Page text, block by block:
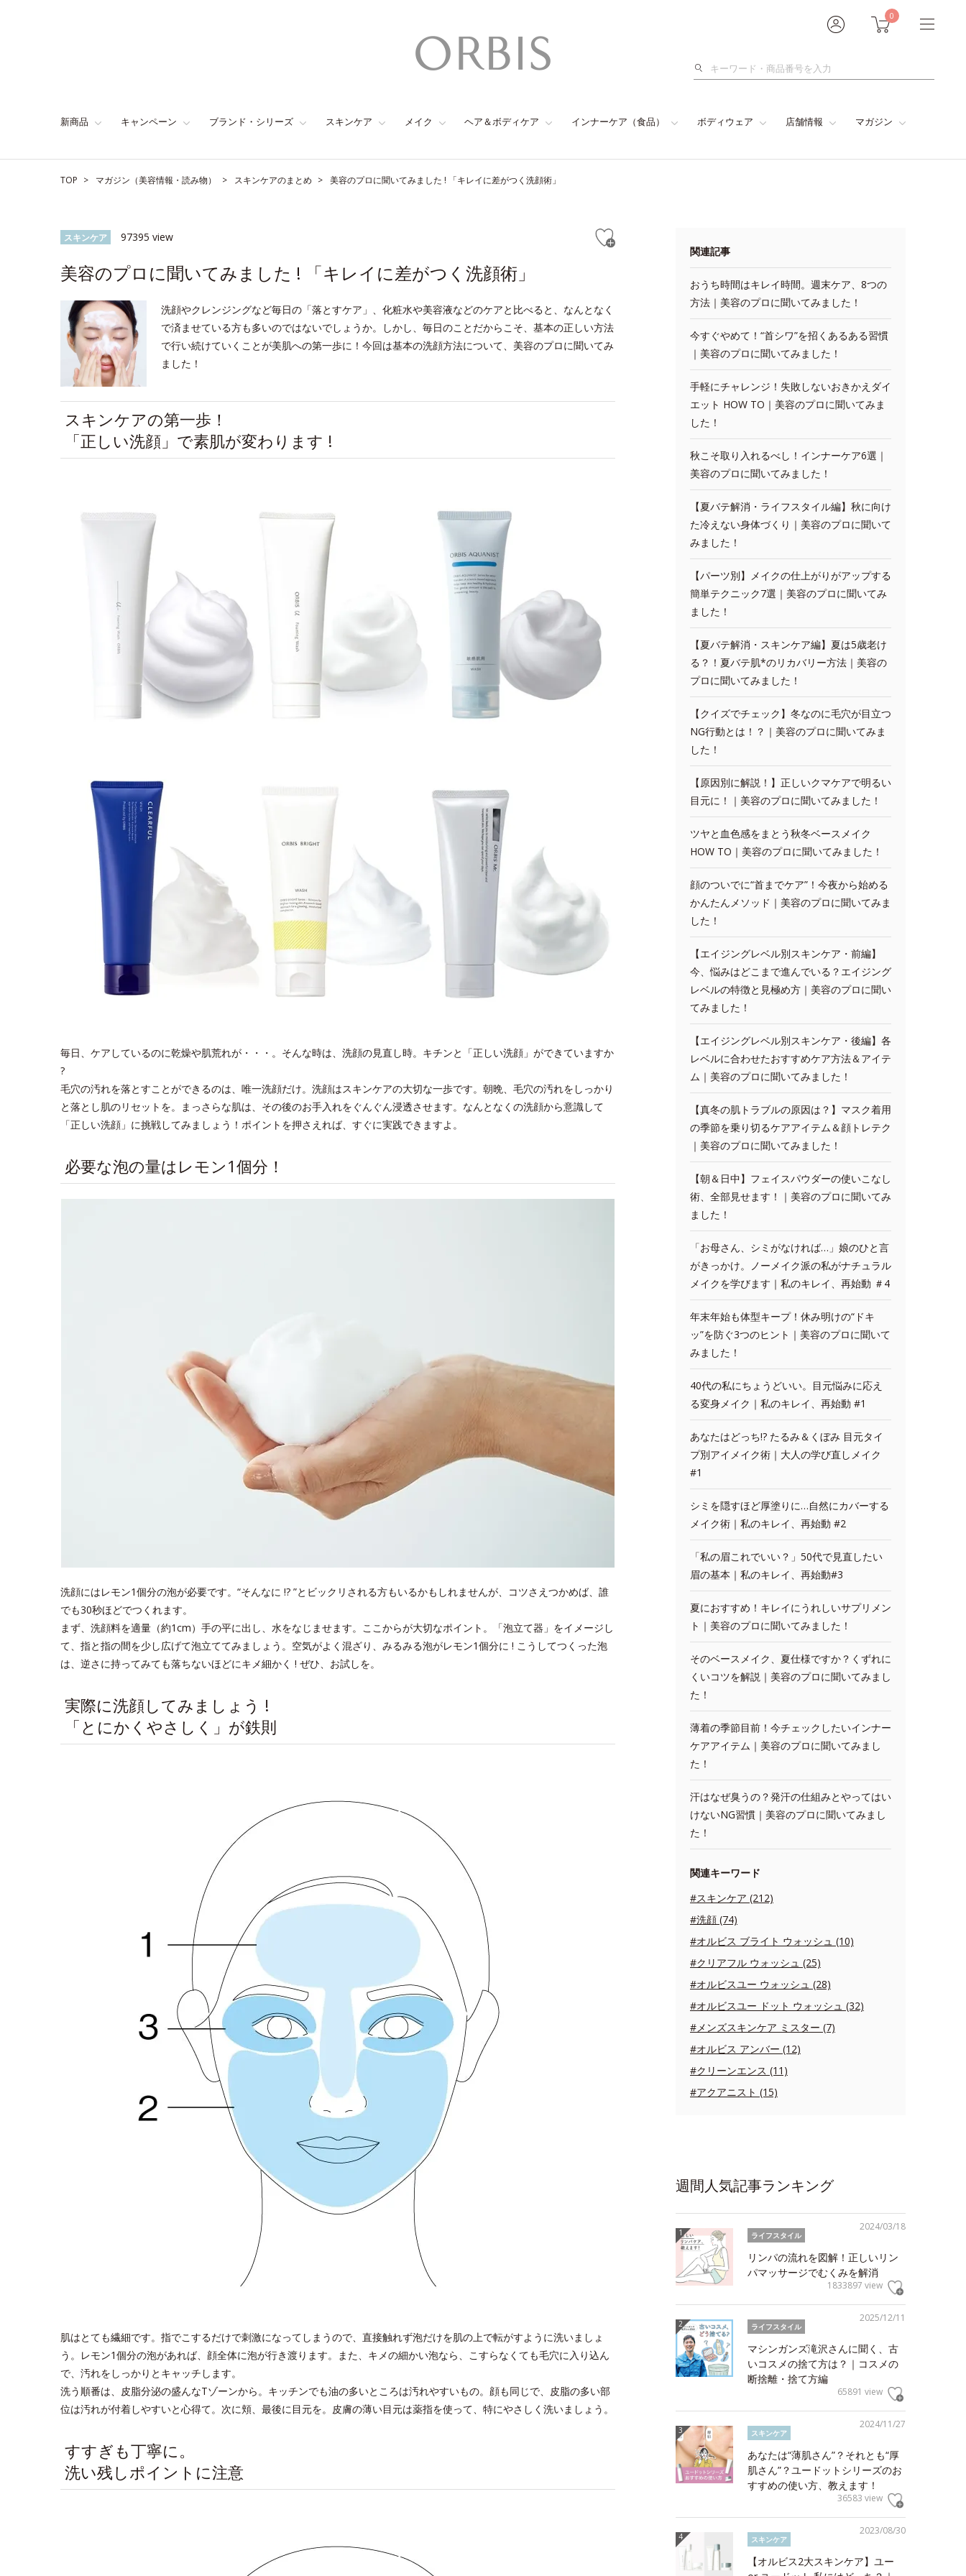
0
検
新商品 キャンペーン ブランド・シリーズ スキンケア メイク ヘア＆ボディケア インナーケア（食品） ボディウェア 店舗情報 マガジン
TOP マガジン（美容情報・読み物） スキンケアのまとめ 美容のプロに聞いてみました ! 「キレイに差がつく洗顔術」
スキンケア 97395 view
美容のプロに聞いてみました ! 「キレイに差がつく洗顔術」
洗顔やクレンジングなど毎日の「落とすケア」、化粧水や美容液などのケアと比べると、なんとなく
で済ませている方も多いのではないでしょうか。しかし、毎日のことだからこそ、基本の正しい方法
で行い続けていくことが美肌への第一歩に！今回は基本の洗顔方法について、美容のプロに聞いてみ
ました！
スキンケアの第一歩！
「正しい洗顔」で素肌が変わります !
毎日、ケアしているのに乾燥や肌荒れが・・・。そんな時は、洗顔の見直し時。キチンと「正しい洗顔」ができていますか
?
毛穴の汚れを落とすことができるのは、唯一洗顔だけ。洗顔はスキンケアの大切な一歩です。朝晩、毛穴の汚れをしっかり
と落とし肌のリセットを。まっさらな肌は、その後のお手入れをぐんぐん浸透させます。なんとなくの洗顔から意識して
「正しい洗顔」に挑戦してみましょう！ポイントを押さえれば、すぐに実践できますよ。
必要な泡の量はレモン1個分！
洗顔にはレモン1個分の泡が必要です。“そんなに !? ”とビックリされる方もいるかもしれませんが、コツさえつかめば、誰
でも30秒ほどでつくれます。
まず、洗顔料を適量（約1cm）手の平に出し、水をなじませます。ここからが大切なポイント。「泡立て器」をイメージし
て、指と指の間を少し広げて泡立ててみましょう。空気がよく混ざり、みるみる泡がレモン1個分に ! こうしてつくった泡
は、逆さに持ってみても落ちないほどにキメ細かく ! ぜひ、お試しを。
実際に洗顔してみましょう !
「とにかくやさしく」が鉄則
肌はとても繊細です。指でこするだけで刺激になってしまうので、直接触れず泡だけを肌の上で転がすように洗いましょ
う。レモン1個分の泡があれば、顔全体に泡が行き渡ります。また、キメの細かい泡なら、こすらなくても毛穴に入り込ん
で、汚れをしっかりとキャッチします。
洗う順番は、皮脂分泌の盛んなTゾーンから。キッチンでも油の多いところは汚れやすいもの。顔も同じで、皮脂の多い部
位は汚れが付着しやすいと心得て。次に頬、最後に目元を。皮膚の薄い目元は薬指を使って、特にやさしく洗いましょう。
すすぎも丁寧に。
洗い残しポイントに注意
関連記事
おうち時間はキレイ時間。週末ケア、8つの
方法｜美容のプロに聞いてみました！
今すぐやめて！“首シワ”を招くあるある習慣
｜美容のプロに聞いてみました！
手軽にチャレンジ！失敗しないおきかえダイ
エット HOW TO｜美容のプロに聞いてみま
した！
秋こそ取り入れるべし！インナーケア6選｜
美容のプロに聞いてみました！
【夏バテ解消・ライフスタイル編】秋に向け
た冷えない身体づくり｜美容のプロに聞いて
みました！
【パーツ別】メイクの仕上がりがアップする
簡単テクニック7選｜美容のプロに聞いてみ
ました！
【夏バテ解消・スキンケア編】夏は5歳老け
る？！夏バテ肌*のリカバリー方法｜美容の
プロに聞いてみました！
【クイズでチェック】冬なのに毛穴が目立つ
NG行動とは！？｜美容のプロに聞いてみま
した！
【原因別に解説！】正しいクマケアで明るい
目元に！｜美容のプロに聞いてみました！
ツヤと血色感をまとう秋冬ベースメイク
HOW TO｜美容のプロに聞いてみました！
顔のついでに“首までケア”！今夜から始める
かんたんメソッド｜美容のプロに聞いてみま
した！
【エイジングレベル別スキンケア・前編】
今、悩みはどこまで進んでいる？エイジング
レベルの特徴と見極め方｜美容のプロに聞い
てみました！
【エイジングレベル別スキンケア・後編】各
レベルに合わせたおすすめケア方法＆アイテ
ム｜美容のプロに聞いてみました！
【真冬の肌トラブルの原因は？】マスク着用
の季節を乗り切るケアアイテム＆顔トレテク
｜美容のプロに聞いてみました！
【朝＆日中】フェイスパウダーの使いこなし
術、全部見せます！｜美容のプロに聞いてみ
ました！
「お母さん、シミがなければ…」娘のひと言
がきっかけ。ノーメイク派の私がナチュラル
メイクを学びます｜私のキレイ、再始動 ＃4
年末年始も体型キープ！休み明けの“ドキ
ッ”を防ぐ3つのヒント｜美容のプロに聞いて
みました！
40代の私にちょうどいい。目元悩みに応え
る変身メイク｜私のキレイ、再始動 #1
あなたはどっち!? たるみ＆くぼみ 目元タイ
プ別アイメイク術｜大人の学び直しメイク
#1
シミを隠すほど厚塗りに…自然にカバーする
メイク術｜私のキレイ、再始動 #2
「私の眉これでいい？」50代で見直したい
眉の基本｜私のキレイ、再始動#3
夏におすすめ！キレイにうれしいサプリメン
ト｜美容のプロに聞いてみました！
そのベースメイク、夏仕様ですか？くずれに
くいコツを解説｜美容のプロに聞いてみまし
た！
薄着の季節目前！今チェックしたいインナー
ケアアイテム｜美容のプロに聞いてみまし
た！
汗はなぜ臭うの？発汗の仕組みとやってはい
けないNG習慣｜美容のプロに聞いてみまし
た！
関連キーワード
#スキンケア (212)
#洗顔 (74)
#オルビス ブライト ウォッシュ (10)
#クリアフル ウォッシュ (25)
#オルビスユー ウォッシュ (28)
#オルビスユー ドット ウォッシュ (32)
#メンズスキンケア ミスター (7)
#オルビス アンバー (12)
#クリーンエンス (11)
#アクアニスト (15)
週間人気記事ランキング
2024/03/18
ライフスタイル
リンパの流れを図解！正しいリン
パマッサージでむくみを解消
1833897 view
2025/12/11
ライフスタイル
マシンガンズ滝沢さんに聞く、古
いコスメの捨て方は？｜コスメの
断捨離・捨て方編
65891 view
2024/11/27
スキンケア
あなたは“薄肌さん”？それとも“厚
肌さん”？ユードットシリーズのお
すすめの使い方、教えます！
36583 view
2023/08/30
スキンケア
【オルビス2大スキンケア】ユー